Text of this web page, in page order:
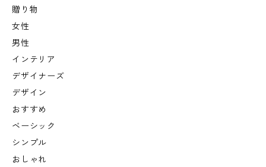
贈り物
女性
男性
インテリア
デザイナーズ
デザイン
おすすめ
ベーシック
シンプル
おしゃれ